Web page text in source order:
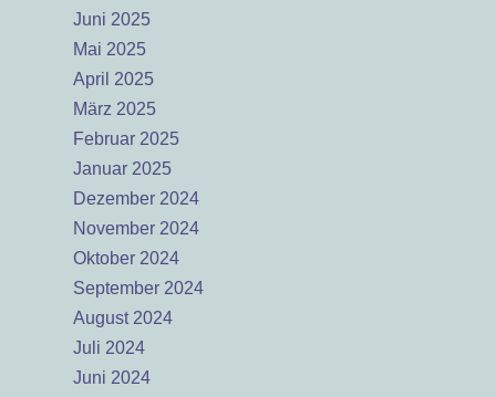
Juni 2025
Mai 2025
April 2025
März 2025
Februar 2025
Januar 2025
Dezember 2024
November 2024
Oktober 2024
September 2024
August 2024
Juli 2024
Juni 2024